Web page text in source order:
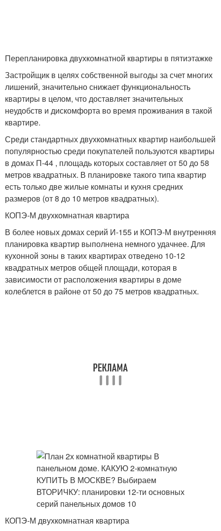
Перепланировка двухкомнатной квартиры в пятиэтажке
Застройщик в целях собственной выгоды за счет многих
лишений, значительно снижает функциональность
квартиры в целом, что доставляет значительных
неудобств и дискомфорта во время проживания в такой
квартире.
Среди стандартных двухкомнатных квартир наибольшей
популярностью среди покупателей пользуются квартиры
в домах П-44 , площадь которых составляет от 50 до 58
метров квадратных. В планировке такого типа квартир
есть только две жилые комнаты и кухня средних
размеров (от 8 до 10 метров квадратных).
КОПЭ-М двухкомнатная квартира
В более новых домах серий И-155 и КОПЭ-М внутренняя
планировка квартир выполнена немного удачнее. Для
кухонной зоны в таких квартирах отведено 10-12
квадратных метров общей площади, которая в
зависимости от расположения квартиры в доме
колеблется в районе от 50 до 75 метров квадратных.
КОПЭ-М двухкомнатная квартира